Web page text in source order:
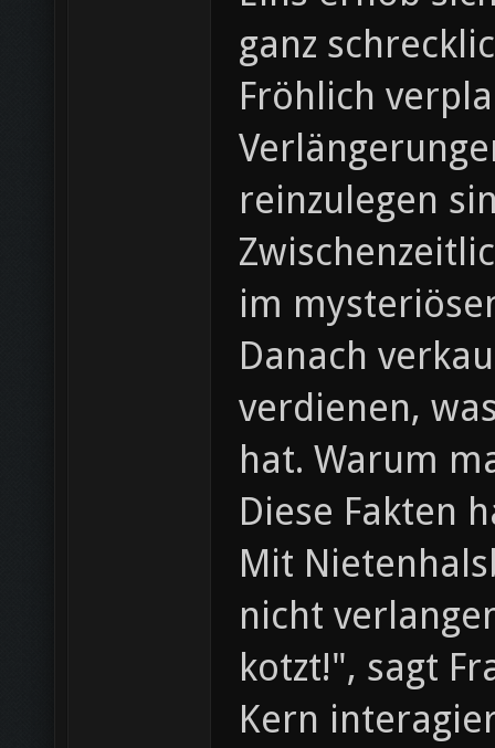
ganz
Fröhlich
reinzulegen
im
Danach
verdienen,
hat. Warum
Diese Fakten
Mit
nicht
kotzt!", sagt
Kern